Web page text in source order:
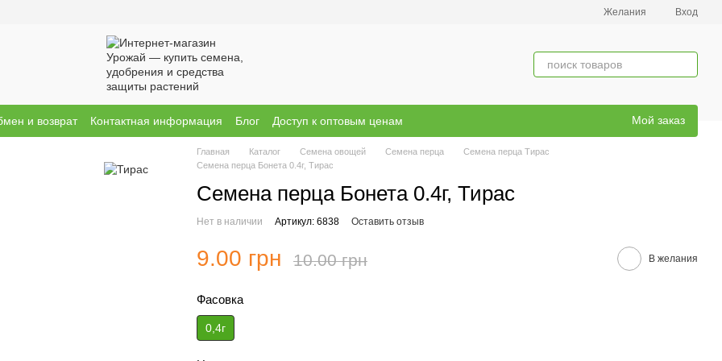
Желания Вход
и возврат Контактная информация Блог
Доступ к оптовым ценам
о магазине Бренди
Мой заказ
Главная Каталог Семена овощей Семена перца
Семена перца Тирас
Семена перца Бонета 0.4г, Тирас
Семена перца Бонета 0.4г, Тирас
Нет в наличии Артикул: 6838 Оставить отзыв
9.00 грн 10.00 грн В желания
Фасовка
0,4г